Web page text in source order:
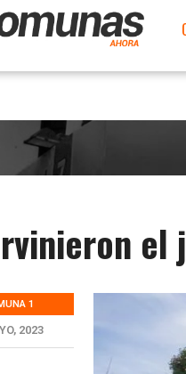
el
1
2023